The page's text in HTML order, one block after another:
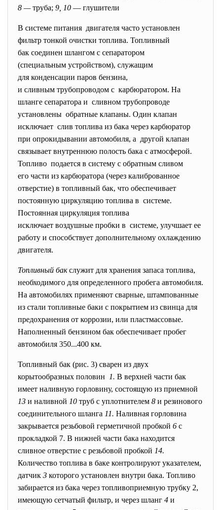
8 —труба; 9, 10 — глушители
В системе питания двигателя часто установлен
фильтр тонкой очистки топлива. Топливный
бак соединен шлангом с сепаратором
(специальным устройством), служащим
для конденсации паров бензина,
и сливным трубопроводом с карбюратором. На
шланге сепаратора и сливном трубопроводе
установлены обратные клапаны. Один клапан
исключает слив топлива из бака через карбюратор
при опрокидывании автомобиля, а другой клапан
связывает внутреннюю полость бака с атмосферой.
Топливо подается в систему с обратным сливом
его части из карбюратора (через калиброванное
отверстие) в топливный бак, что обеспечивает
постоянную циркуляцию топлива в системе.
Постоянная циркуляция топлива
исключает воздушные пробки в системе, улучшает ее
работу и способствует дополнительному охлаждению
двигателя.
Топливный бакслужит для хранения запаса топлива,
необходимого для определенного пробега автомобиля.
На автомобилях применяют сварные, штампованные
из стали топливные баки с покрытием из свинца для
предохранения от коррозии, или пластмассовые.
Наполненный бензином бак обеспечивает пробег
автомобиля 350...400 км.
Топливный бак (рис. 3) сварен из двух
корытообразных половин
1. В верхней части бак
имеет наливную горловину, состоящую из приемной
13 и наливной 10 труб с уплотнителем 8 и резинового
соединительного шланга 11. Наливная горловина
закрывается резьбовой герметичной пробкой 6 с
прокладкой 7. В нижней части бака находится
сливное отверстие с резьбовой пробкой 14.
Количество топлива в баке контролируют указателем,
датчик 3 которого установлен внутри бака. Топливо
забирается из бака через топливоприемную трубку 2,
имеющую сетчатый фильтр, и через шланг 4 и